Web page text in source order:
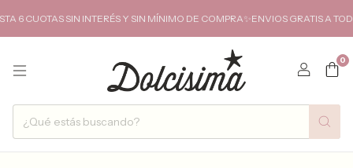
6 CUOTAS SIN INTERÉS Y SIN MÍNIMO DE COMPRA✨ENVIOS GRATIS A
0